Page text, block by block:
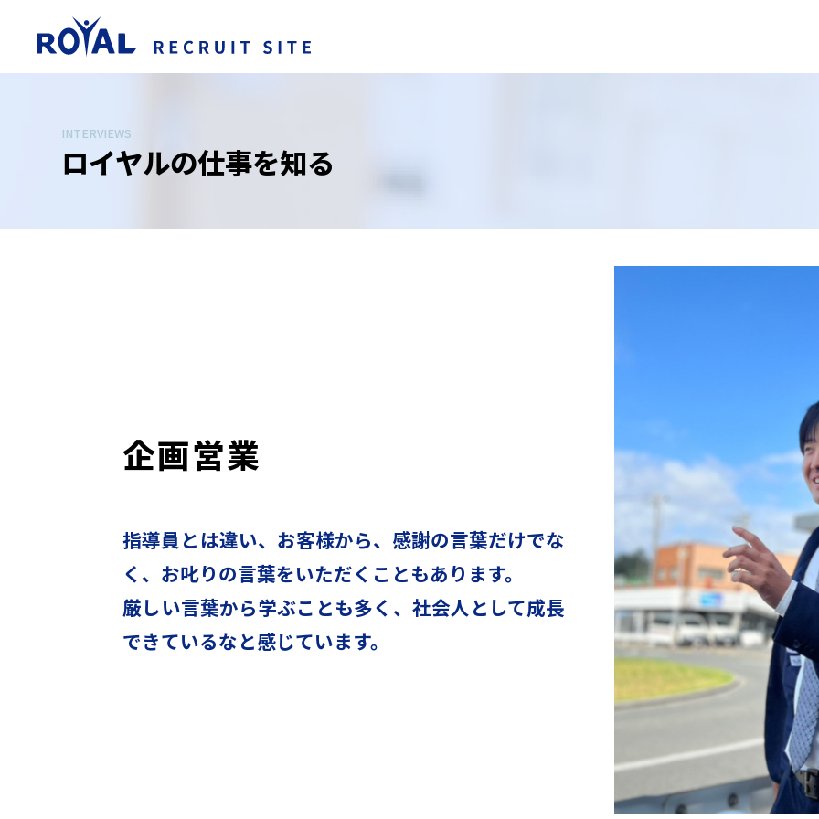
INTERVIEWS
ロイヤルの仕事を知る
企画営業
指導員とは違い、お客様から、感謝の言葉だけでな
く、お叱りの言葉をいただくこともあります。
厳しい言葉から学ぶことも多く、社会人として成長
できているなと感じています。